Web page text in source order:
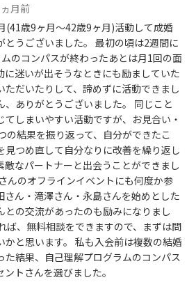
月前
(41歳9ヶ月〜42歳9ヶ月)活動して成婚
とうございました。 最初の頃は2週間に
のコンパスが終わったあとは月1回の面
に迷いが出そうなときにも励ましていた
ただいたりして、諦めずに活動できまし
、ありがとうございました。 同じこと
しまいやすい活動ですが、お見合い・
の結果を振り返って、自分ができたこ
見つめ直して自分なりに改善を繰り返し
敵なパートナーと出会うことができまし
んのオフラインイベントにも何度か参
さん・滝澤さん・永島さんを始めとした
との交流があったのも励みになりまし
ば、無料相談をできますので、まずは問
かと思います。 私も入会前は複数の結婚
た結果、自己理解プログラムのコンパス
トさんを選びました。